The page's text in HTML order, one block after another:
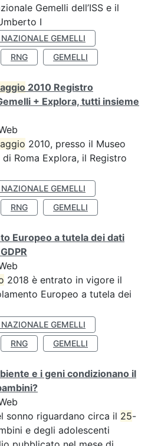
Gemelli dell’ISS e il
I
NAZIONALE GEMELLI
RNG GEMELLI
2010 Registro
+ Explora, tutti insieme
2010, presso il Museo
Roma Explora, il Registro
NAZIONALE GEMELLI
RNG GEMELLI
Europeo a tutela dei dati
2018 è entrato in vigore il
Europeo a tutela dei
NAZIONALE GEMELLI
RNG GEMELLI
e i geni condizionano il
sonno riguardano circa il 25-
e degli adolescenti